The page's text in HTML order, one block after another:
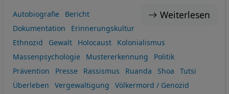
Weiterlesen
Autobiografie
Bericht
Dokumentation
Erinnerungskultur
Ethnozid
Gewalt Holocaust
Kolonialismus
Massenpsychologie
Mustererkennung
Politik
Prävention
Presse Rassismus Ruanda Shoa
Tutsi
Überleben
Vergewaltigung
Völkermord / Genozid